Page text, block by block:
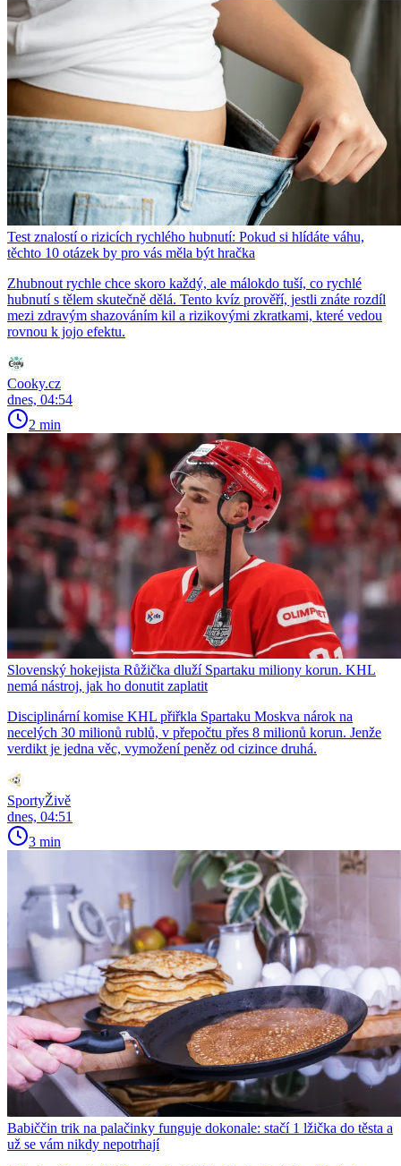
Test znalostí o rizicích rychlého hubnutí: Pokud si hlídáte váhu,
těchto 10 otázek by pro vás měla být hračka
Zhubnout rychle chce skoro každý, ale málokdo tuší, co rychlé
hubnutí s tělem skutečně dělá. Tento kvíz prověří, jestli znáte rozdíl
mezi zdravým shazováním kil a rizikovými zkratkami, které vedou
rovnou k jojo efektu.
Cooky.cz
dnes, 04:54
2 min
Slovenský hokejista Růžička dluží Spartaku miliony korun. KHL
nemá nástroj, jak ho donutit zaplatit
Disciplinární komise KHL přiřkla Spartaku Moskva nárok na
necelých 30 milionů rublů, v přepočtu přes 8 milionů korun. Jenže
verdikt je jedna věc, vymožení peněz od cizince druhá.
SportyŽivě
dnes, 04:51
3 min
Babiččin trik na palačinky funguje dokonale: stačí 1 lžička do těsta a
už se vám nikdy nepotrhají